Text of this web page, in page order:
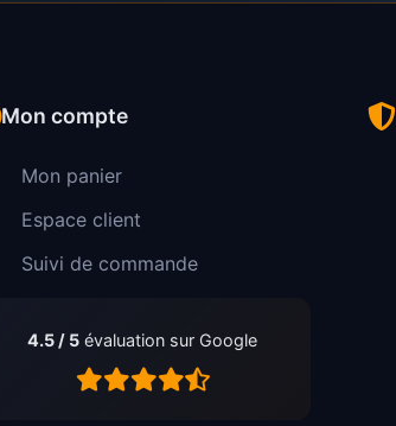
Mon compte
Mon panier
Espace client
Suivi de commande
4.5 / 5 évaluation sur Google